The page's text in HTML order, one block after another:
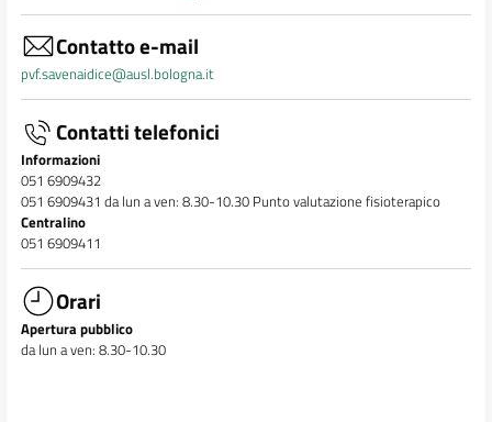
Contatto e-mail
pvf.savenaidice@ausl.bologna.it
Contatti telefonici
Informazioni
051 6909432
051 6909431 da lun a ven: 8.30-10.30 Punto valutazione fisioterapico
Centralino
051 6909411
Orari
Apertura pubblico
da lun a ven: 8.30-10.30